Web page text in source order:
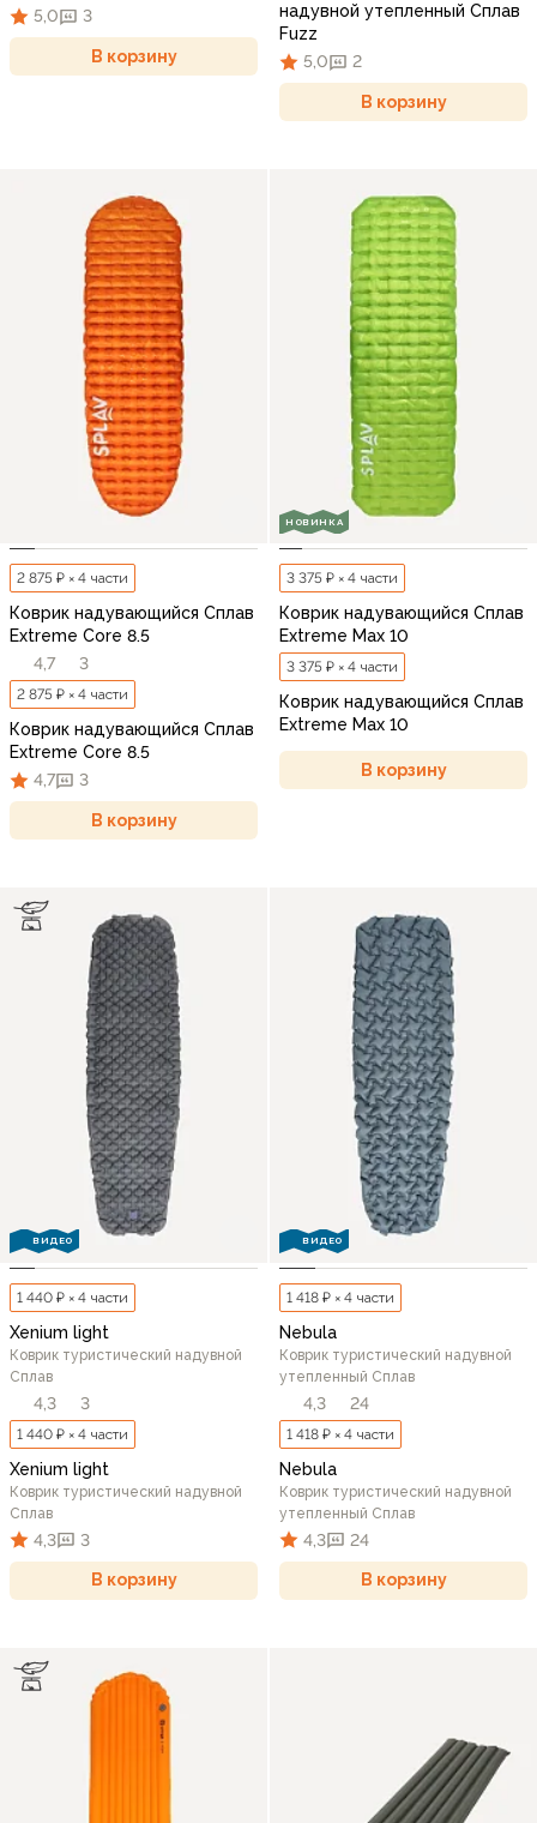
5,0
3
В корзину
надувной утепленный Сплав
Fuzz
5,0
2
В корзину
2 875 ₽ × 4 части
Коврик надувающийся Сплав
Extreme Core 8.5
4,7
3
2 875 ₽ × 4 части
Коврик надувающийся Сплав
Extreme Core 8.5
4,7
3
В корзину
НОВИНКА
3 375 ₽ × 4 части
Коврик надувающийся Сплав
Extreme Max 10
3 375 ₽ × 4 части
Коврик надувающийся Сплав
Extreme Max 10
В корзину
ВИДЕО
1 440 ₽ × 4 части
Xenium light
Коврик туристический надувной
Сплав
4,3 3
1 440 ₽ × 4 части
Xenium light
Коврик туристический надувной
Сплав
4,3 3
В корзину
ВИДЕО
1 418 ₽ × 4 части
Nebula
Коврик туристический надувной
утепленный Сплав
4,3 24
1 418 ₽ × 4 части
Nebula
Коврик туристический надувной
утепленный Сплав
4,3 24
В корзину